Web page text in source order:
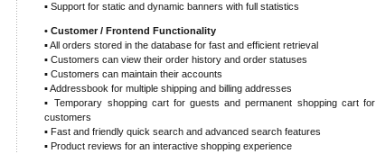
▪ Support for static and dynamic banners with full statistics
• Customer / Frontend Functionality
▪ All orders stored in the database for fast and efficient retrieval
▪ Customers can view their order history and order statuses
▪ Customers can maintain their accounts
▪ Addressbook for multiple shipping and billing addresses
▪ Temporary shopping cart for guests and permanent shopping cart for
customers
▪ Fast and friendly quick search and advanced search features
▪ Product reviews for an interactive shopping experience